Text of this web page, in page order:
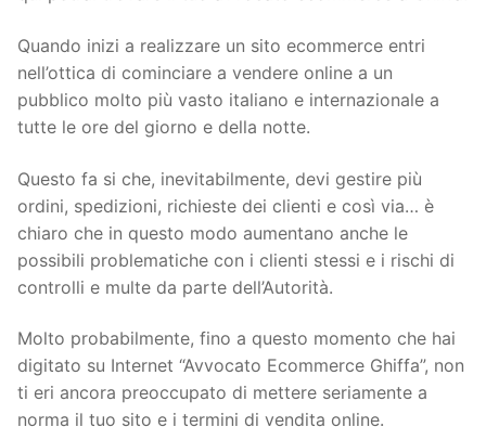
Quando inizi a realizzare un sito ecommerce entri
nell’ottica di cominciare a vendere online a un
pubblico molto più vasto italiano e internazionale a
tutte le ore del giorno e della notte.
Questo fa si che, inevitabilmente, devi gestire più
ordini, spedizioni, richieste dei clienti e così via… è
chiaro che in questo modo aumentano anche le
possibili problematiche con i clienti stessi e i rischi di
controlli e multe da parte dell’Autorità.
Molto probabilmente, fino a questo momento che hai
digitato su Internet “Avvocato Ecommerce Ghiffa”, non
ti eri ancora preoccupato di mettere seriamente a
norma il tuo sito e i termini di vendita online.